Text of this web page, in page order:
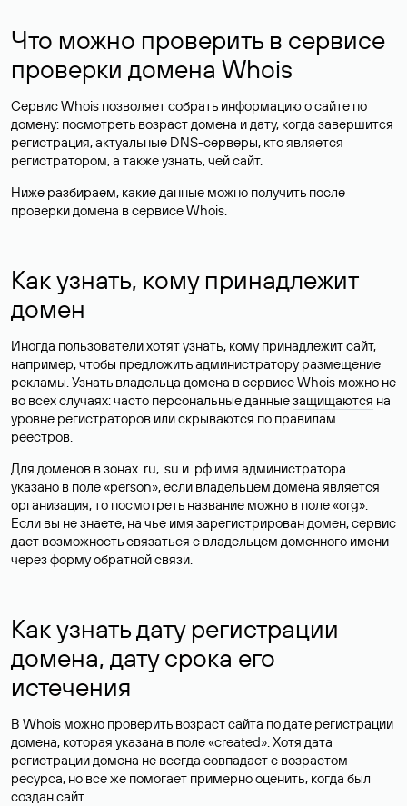
Что можно проверить в сервисе
проверки домена Whois
Сервис Whois позволяет собрать информацию о сайте по
домену: посмотреть возраст домена и дату, когда завершится
регистрация, актуальные DNS-серверы, кто является
регистратором, а также узнать, чей сайт.
Ниже разбираем, какие данные можно получить после
проверки домена в сервисе Whois.
Как узнать, кому принадлежит
домен
Иногда пользователи хотят узнать, кому принадлежит сайт,
например, чтобы предложить администратору размещение
рекламы. Узнать владельца домена в сервисе Whois можно не
во всех случаях: часто персональные данныезащищаются на
уровне регистраторов или скрываются по правилам
реестров.
Для доменов в зонах .ru, .su и .рф имя администратора
указано в поле «person», если владельцем домена является
организация, то посмотреть название можно в поле «org».
Если вы не знаете, на чье имя зарегистрирован домен, сервис
дает возможность связаться с владельцем доменного имени
через форму обратной связи.
Как узнать дату регистрации
домена, дату срока его
истечения
В Whois можно проверить возраст сайта по дате регистрации
домена, которая указана в поле «created». Хотя дата
регистрации домена не всегда совпадает с возрастом
ресурса, но все же помогает примерно оценить, когда был
создан сайт.